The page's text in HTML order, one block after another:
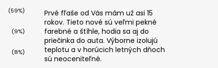
(59%)
(9%)
(8%)
Prvé fľaše od Vás mám už asi 15
rokov. Tieto nové sú veľmi pekné
farebné a štíhle, hodia sa aj do
priečinka do auta. Výborne izolujú
teplotu a v horúcich letných dňoch
sú neoceniteľné.